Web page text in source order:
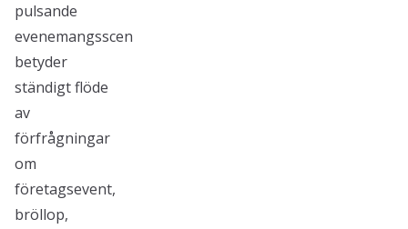
pulsande
evenemangsscen
betyder
ständigt flöde
av
förfrågningar
om
företagsevent,
bröllop,